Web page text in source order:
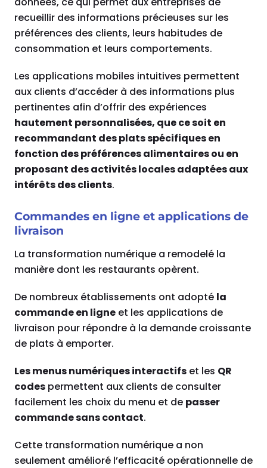
recueillir des informations précieuses sur les
préférences des clients, leurs habitudes de
consommation et leurs comportements.
Les applications mobiles intuitives permettent
aux clients d’accéder à des informations plus
pertinentes afin d’offrir des expériences
hautement personnalisées, que ce soit en
recommandant des plats spécifiques en
fonction des préférences alimentaires ou en
proposant des activités locales adaptées aux
intérêts des clients.
Commandes en ligne et applications de
livraison
La transformation numérique a remodelé la
manière dont les restaurants opèrent.
De nombreux établissements ont adopté la
commande en ligne et les applications de
livraison pour répondre à la demande croissante
de plats à emporter.
Les menus numériques interactifs et les QR
codes permettent aux clients de consulter
facilement les choix du menu et de passer
commande sans contact.
Cette transformation numérique a non
seulement amélioré l’efficacité opérationnelle de